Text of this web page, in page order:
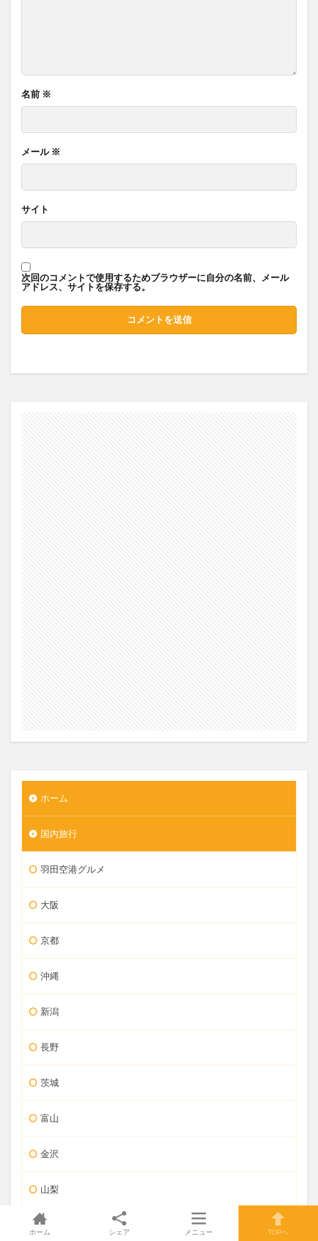
名前 ※
メール ※
サイト
次回のコメントで使用するためブラウザーに自分の名前、メール
アドレス、サイトを保存する。
ホーム
国内旅行
羽田空港グルメ
大阪
京都
沖縄
新潟
長野
茨城
富山
金沢
山梨
ホテル
ホーム シェア メニュー TOPへ